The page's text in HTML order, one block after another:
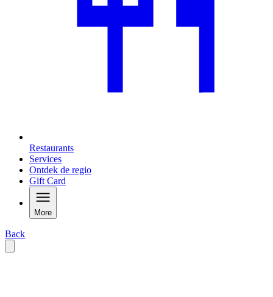
Restaurants
Services
Ontdek de regio
Gift Card
More
Back